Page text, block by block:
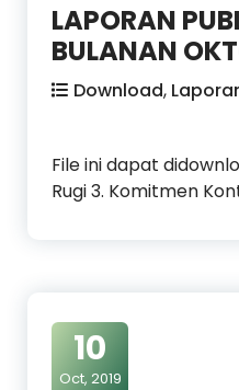
LAPORAN
BULANAN
Download,
File ini dapat
Rugi 3. Komitmen
10
Oct, 2019